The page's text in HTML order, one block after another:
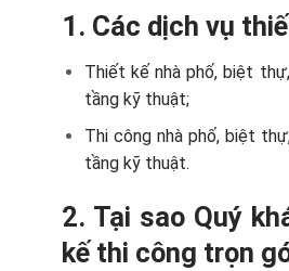
1. Các dịch vụ
Thiết kế nhà phố, biệt
tầng kỹ thuật;
Thi công nhà phố, biệt
tầng kỹ thuật.
2. Tại sao Quý
kế thi công trọn